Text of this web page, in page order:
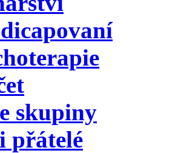
skupiny
přátelé